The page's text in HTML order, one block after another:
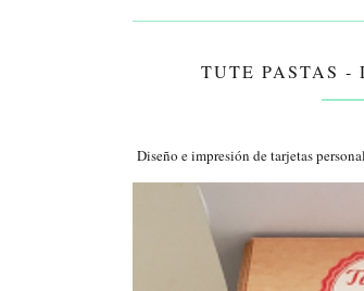
TUTE PASTAS -
Diseño e impresión de tarjetas